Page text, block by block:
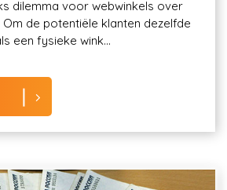
dilemma voor webwinkels over
de potentiële klanten dezelfde
een fysieke wink...